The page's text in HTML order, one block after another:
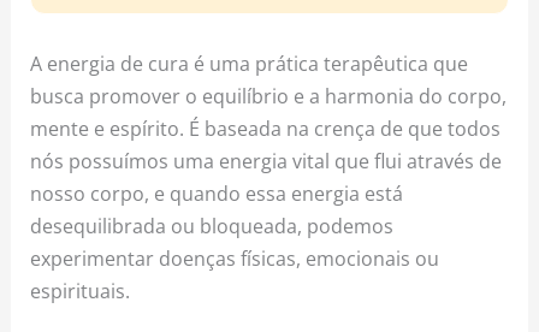
A energia de cura é uma prática terapêutica que
busca promover o equilíbrio e a harmonia do corpo,
mente e espírito. É baseada na crença de que todos
nós possuímos uma energia vital que flui através de
nosso corpo, e quando essa energia está
desequilibrada ou bloqueada, podemos
experimentar doenças físicas, emocionais ou
espirituais.